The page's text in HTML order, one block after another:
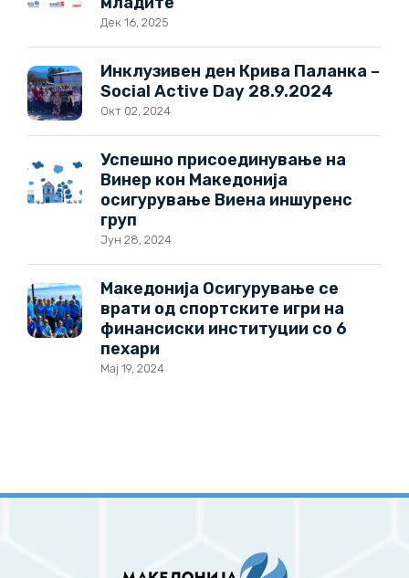
Дек 16, 2025
Инклузивен ден Крива Паланка –
Social Active Day 28.9.2024
Окт 02, 2024
Успешно присоединување на
Винер кон Македонија
осигурување Виена иншуренс
груп
Јун 28, 2024
Македонија Осигурување се
врати од спортските игри на
финансиски институции со 6
пехари
Мај 19, 2024